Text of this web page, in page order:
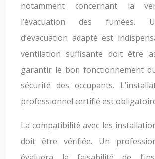
notamment concernant la
l’évacuation des fumées.
d’évacuation adapté est
ventilation suffisante doit être
garantir le bon fonctionnement
sécurité des occupants.
professionnel certifié est
La compatibilité avec les
doit être vérifiée. Un